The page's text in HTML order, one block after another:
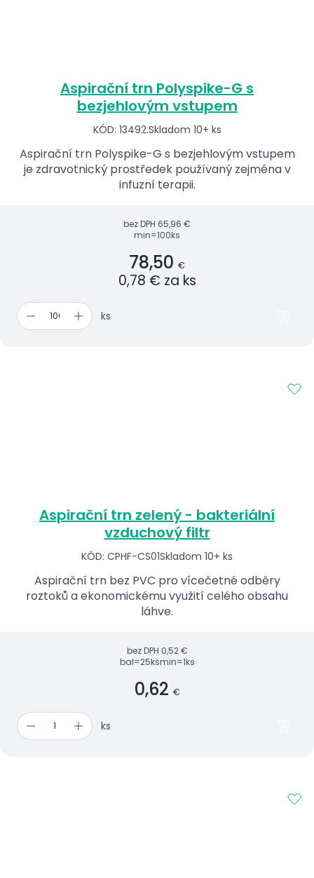
Aspirační trn Polyspike-G s
bezjehlovým vstupem
KÓD: 13492.Skladom 10+ ks
Aspirační trn Polyspike-G s bezjehlovým vstupem
je zdravotnický prostředek používaný zejména v
infuzní terapii.
bez DPH 65,96 €
min=100ks
78,50 €
0,78 € za ks
ks
Aspirační trn zelený - bakteriální
vzduchový filtr
KÓD: CPHF-CS01Skladom 10+ ks
Aspirační trn bez PVC pro vícečetné odběry
roztoků a ekonomickému využití celého obsahu
láhve.
bez DPH 0,52 €
bal=25ksmin=1ks
0,62 €
ks